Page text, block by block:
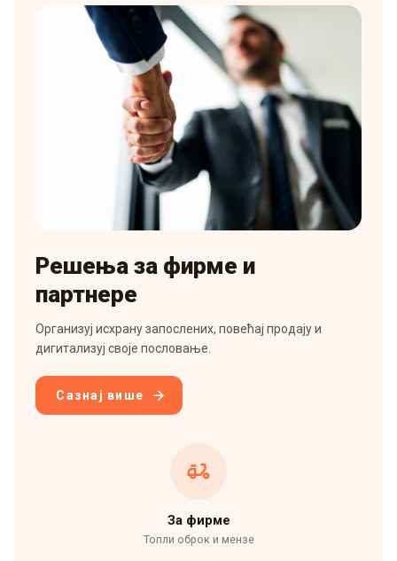
Решења за фирме и
партнере
Организуј исхрану запослених, повећај продају и
дигитализуј своје пословање.
Сазнај више
За фирме
Топли оброк и мензе